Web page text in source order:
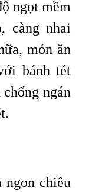
ngọt mềm
càng nhai
món ăn
bánh tét
ngán
ngon chiêu